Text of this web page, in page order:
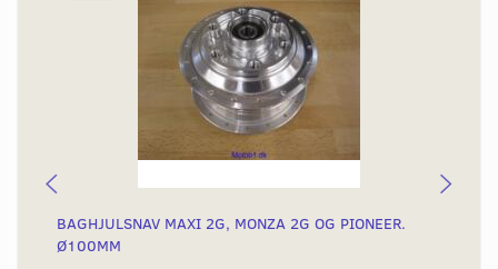
BAGHJULSNAV MAXI 2G, MONZA 2G OG PIONEER.
Ø100MM